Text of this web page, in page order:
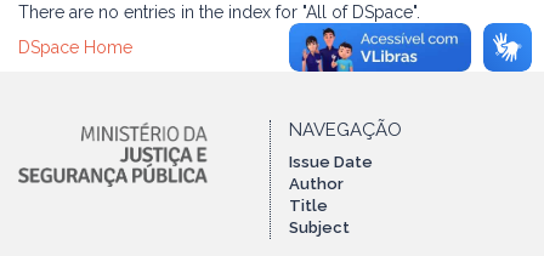
There are no entries in the index for "All of DSpace".
DSpace Home
NAVEGAÇÃO
Issue Date
Author
Title
Subject